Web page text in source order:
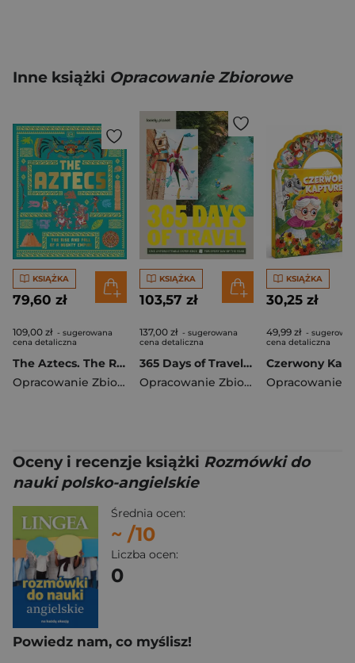
Inne książki Opracowanie Zbiorowe
KSIĄŻKA
79,60 zł
109,00 zł - sugerowana
cena detaliczna
The Aztecs. The Rise and Fall of a Mighty Empire
Opracowanie Zbiorowe
KSIĄŻKA
103,57 zł
137,00 zł - sugerowana
cena detaliczna
365 Days of Travel. Lonely Planet
Opracowanie Zbiorowe
KSIĄŻKA
30,25 zł
49,99 zł -
cena detaliczna
Oceny i recenzje książki Rozmówki do
nauki polsko-angielskie
Średnia ocen:
~ /10
Liczba ocen:
0
Powiedz nam, co myślisz!